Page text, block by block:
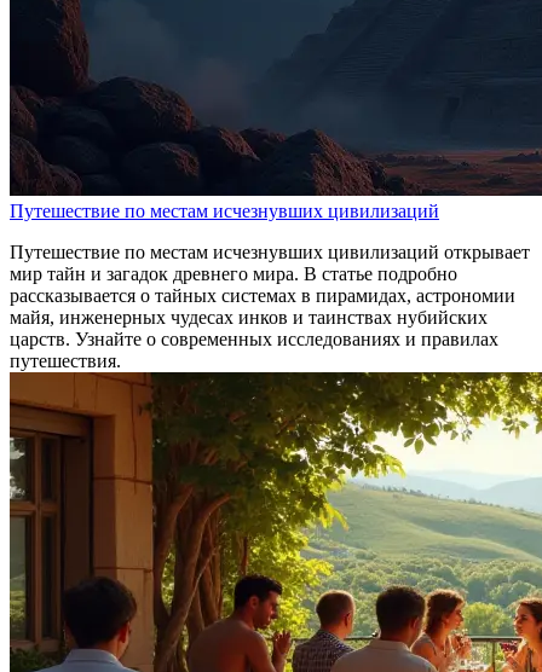
Путешествие по местам исчезнувших цивилизаций
Путешествие по местам исчезнувших цивилизаций открывает
мир тайн и загадок древнего мира. В статье подробно
рассказывается о тайных системах в пирамидах, астрономии
майя, инженерных чудесах инков и таинствах нубийских
царств. Узнайте о современных исследованиях и правилах
путешествия.